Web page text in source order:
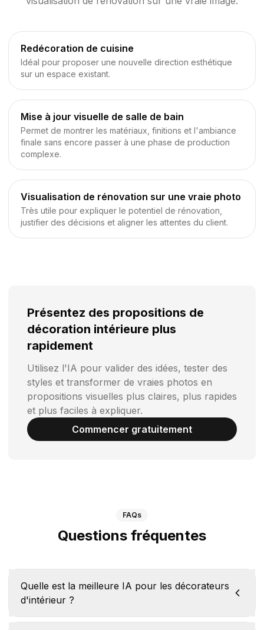
Redécoration de cuisine
Idéal pour proposer une nouvelle direction esthétique
sur un espace existant.
Mise à jour visuelle de salle de bain
Permet de montrer les matériaux, finitions et l'ambiance
finale sans encore passer à une phase de production
complexe.
Visualisation de rénovation sur une vraie photo
Très utile pour expliquer le potentiel de rénovation,
justifier des décisions et aligner les attentes du client.
Présentez des propositions de
décoration intérieure plus
rapidement
Utilisez l'IA pour valider des idées, tester des
styles et transformer de vraies photos en
propositions visuelles plus claires, plus rapides
et plus faciles à expliquer.
Commencer gratuitement
FAQs
Questions fréquentes
Quelle est la meilleure IA pour les décorateurs
d'intérieur ?